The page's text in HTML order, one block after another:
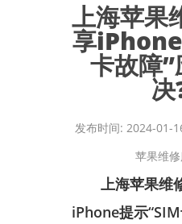
上海苹果
享
卡故障
发布时间: 2024-01-
苹果维
上海苹果维
iPhone提示